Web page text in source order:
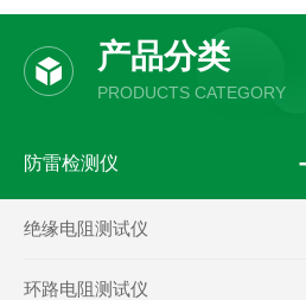
产品分类
PRODUCTS CATEGORY
防雷检测仪
绝缘电阻测试仪
环路电阻测试仪